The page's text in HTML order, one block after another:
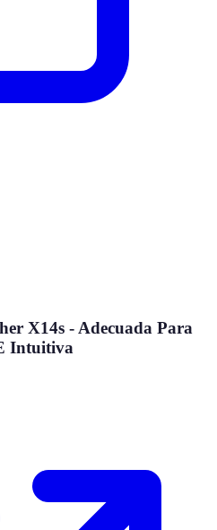
X14s - Adecuada Para
Intuitiva